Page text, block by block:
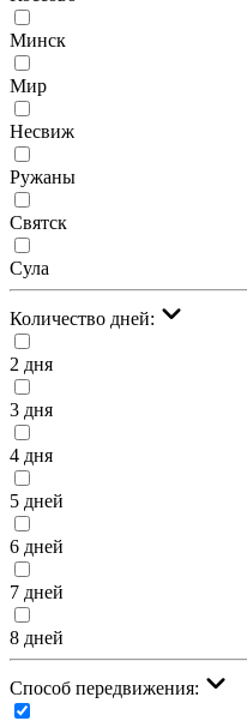
Минск
Мир
Несвиж
Ружаны
Святск
Сула
Количество дней:
2 дня
3 дня
4 дня
5 дней
6 дней
7 дней
8 дней
Cпособ передвижения: